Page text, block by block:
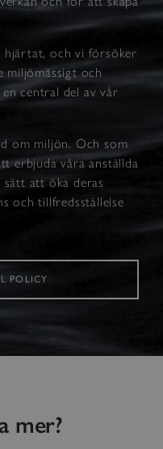
hjärtat, och vi försöker
miljömässigt och
central del av vår
om miljön. Och som
erbjuda våra anställda
att öka deras
och tillfredsställelse
POLICY
mer?